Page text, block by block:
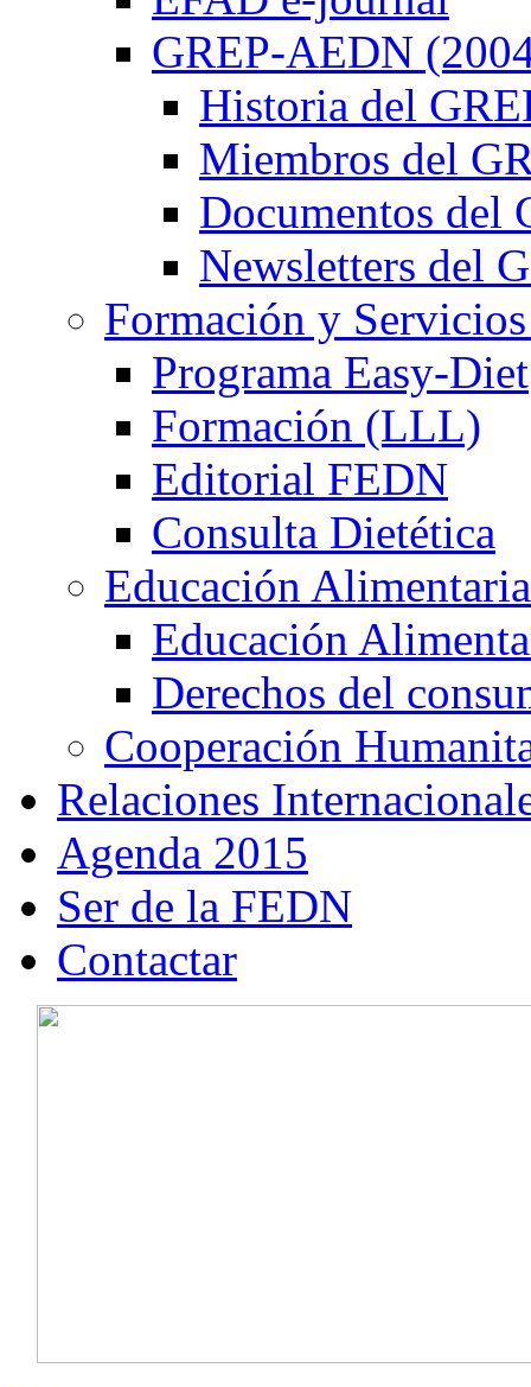
GREP-AEDN
Historia del
Miembros del
Documentos del
Newsletters del
Formación y
Programa Easy-Diet
Formación (LLL)
Editorial FEDN
Consulta Dietética
Educación Alimentaria
Educación
Derechos del
Cooperación
Relaciones
Agenda 2015
Ser de la FEDN
Contactar